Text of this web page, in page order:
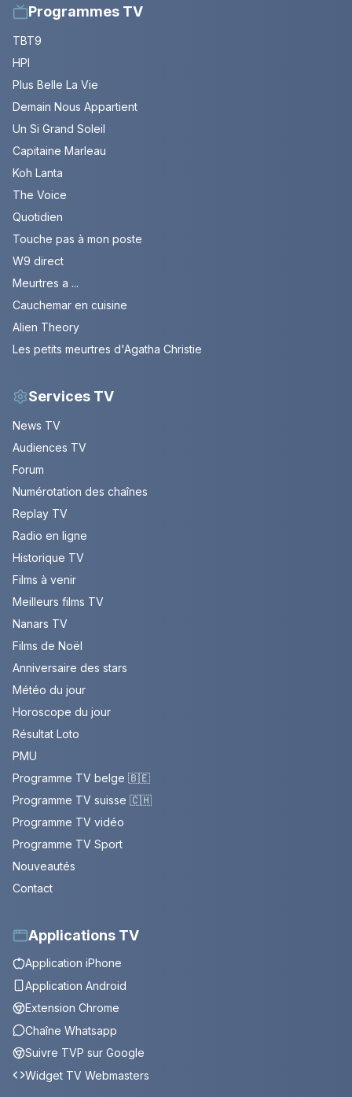
Programmes TV
TBT9
HPI
Plus Belle La Vie
Demain Nous Appartient
Un Si Grand Soleil
Capitaine Marleau
Koh Lanta
The Voice
Quotidien
Touche pas à mon poste
W9 direct
Meurtres a ...
Cauchemar en cuisine
Alien Theory
Les petits meurtres d'Agatha Christie
Services TV
News TV
Audiences TV
Forum
Numérotation des chaînes
Replay TV
Radio en ligne
Historique TV
Films à venir
Meilleurs films TV
Nanars TV
Films de Noël
Anniversaire des stars
Météo du jour
Horoscope du jour
Résultat Loto
PMU
Programme TV belge 🇧🇪
Programme TV suisse 🇨🇭
Programme TV vidéo
Programme TV Sport
Nouveautés
Contact
Applications TV
Application iPhone
Application Android
Extension Chrome
Chaîne Whatsapp
Suivre TVP sur Google
Widget TV Webmasters